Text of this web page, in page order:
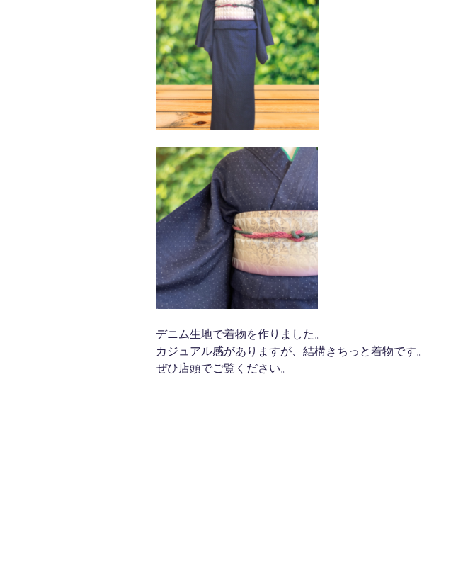
デニム生地で着物を作りました。
カジュアル感がありますが、結構きちっと着物です。
ぜひ店頭でご覧ください。